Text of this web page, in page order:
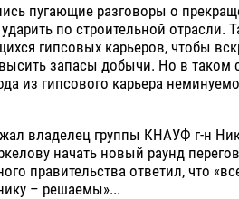
пугающие разговоры о
по строительной отрасли.
гипсовых карьеров, чтобы
запасы добычи. Но в таком
из гипсового карьера
владелец группы КНАУФ г-н
начать новый раунд
правительства ответил, что
– решаемы»...